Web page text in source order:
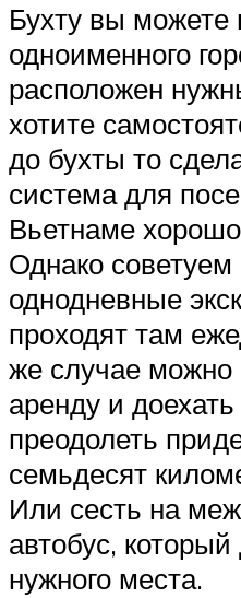
Бухту вы можете
одноименного
расположен
хотите
до бухты то
система для
Вьетнаме
Однако советуем
однодневные
проходят там
же случае можно
аренду и
преодолеть
семьдесят
Или сесть на
автобус,
нужного места.